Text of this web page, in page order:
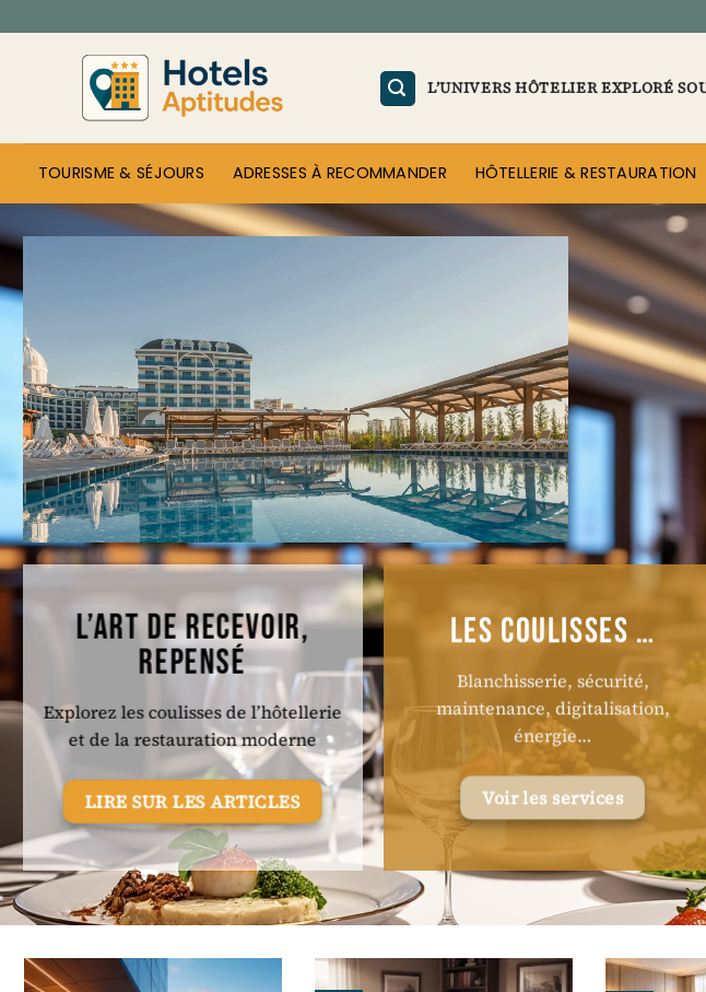
au
L’UNIVERS HÔTELIER EXPLORÉ
TOURISME & SÉJOURS ADRESSES À RECOMMANDER HÔTELLERIE & RESTAURATION
L’ART DE RECEVOIR,
REPENSÉ
Explorez les coulisses de l’hôtellerie
et de la restauration moderne
LIRE SUR LES ARTICLES
LES COULISSES …
Blanchisserie, sécurité,
maintenance, digitalisation,
énergie…
Voir les services